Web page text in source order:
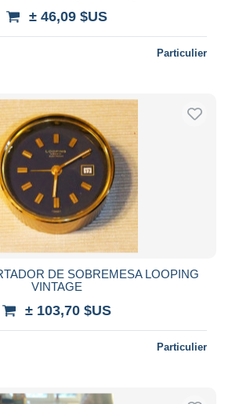
± 46,09 $US
Particulier
DE SOBREMESA LOOPING
VINTAGE
± 103,70 $US
Particulier